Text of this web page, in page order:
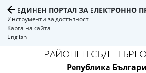
ЕДИНЕН ПОРТАЛ ЗА ЕЛЕКТРОННО
Инструменти за достъпност
Карта на сайта
English
РАЙОНЕН СЪД -
Република